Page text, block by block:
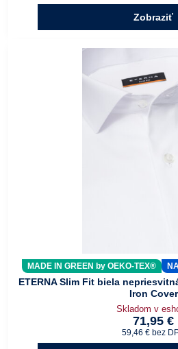
Zobraziť
MADE IN GREEN by OEKO-TEX®
ETERNA Slim Fit biela
Iron Cover
Skladom v
71,95 €
59,46 € bez